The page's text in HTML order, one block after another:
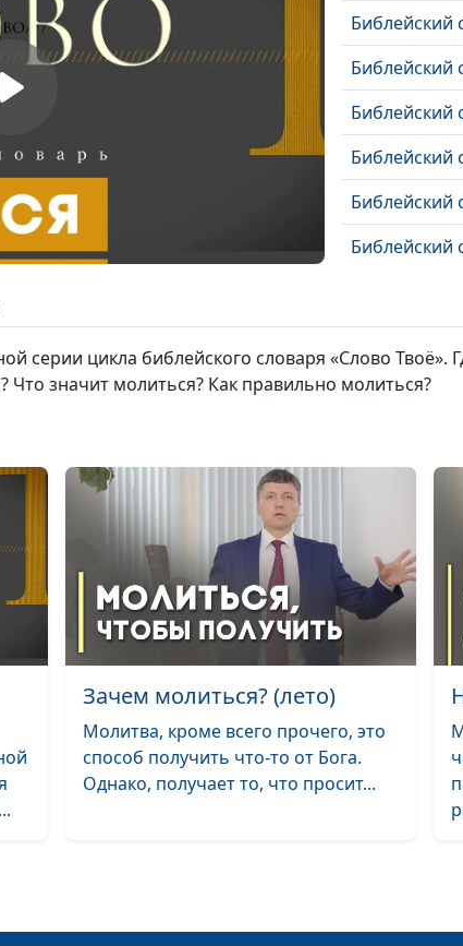
Библейский
Библейский
Библейский
Библейский
Библейский
Библейский
Библейский
Библейский
Библейский
Библейский
Библейский
Библейский
серии цикла библейского словаря «Слово Твоё».
Что значит молиться? Как правильно молиться?
Зачем молиться? (лето)
Молитва, кроме всего прочего, это
способ получить что-то от Бога.
Однако, получает то, что просит...